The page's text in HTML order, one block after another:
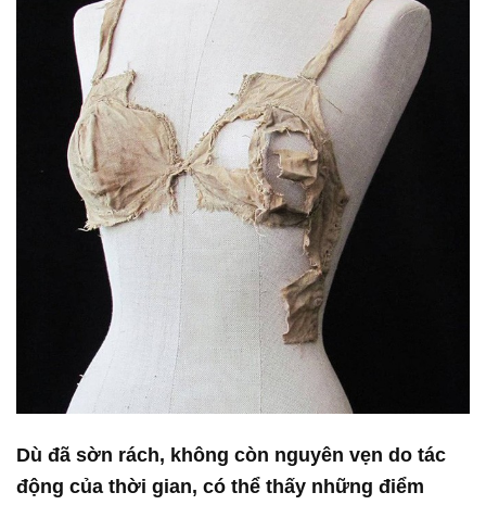
Dù đã sờn rách, không còn nguyên vẹn do tác
động của thời gian, có thể thấy những điểm